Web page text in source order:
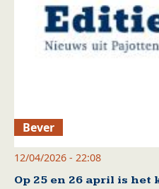
Bever
12/04/2026 - 22:08
Op 25 en 26 april is het